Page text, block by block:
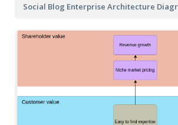
Social Blog Enterprise Architecture